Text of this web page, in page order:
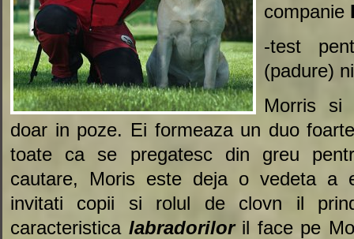
companie
-test
(padure)
Morris si
doar in poze. Ei formeaza un duo
toate ca se pregatesc din greu
cautare, Moris este deja o vedeta a
invitati copii si rolul de clovn il
caracteristica labradoriloril face pe